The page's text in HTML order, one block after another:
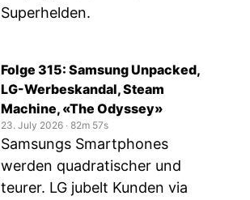
Superhelden.
Folge 315: Samsung Unpacked,
LG-Werbeskandal, Steam
Machine, «The Odyssey»
23. July 2026 ‧ 82m 57s
Samsungs Smartphones
werden quadratischer und
teurer. LG jubelt Kunden via